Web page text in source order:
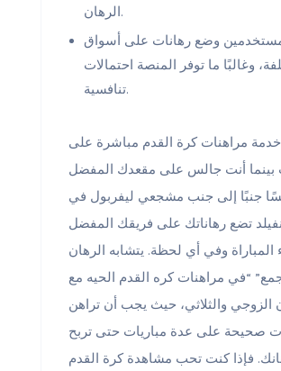
الرهان.
وضع رهانات على أسواق
وغالبًا ما توفر المنصة احتمالات
تنافسية.
مراهنات كرة القدم مباشرة على
بينما أنت جالس على مقعدك المفضل
جنبًا إلى جنب مشجعي ليفربول في
تضع رهاناتك على فريقك المفضل
المباراة وفي أي لحظة. يتشابه الرهان
“في مراهنات كره القدم الحيه مع
الزوجي والثلاثي، حيث يجب أن تراهن
صحيحة على عدة مباريات حتى تربح
فإذا كنت تحب مشاهدة كرة القدم